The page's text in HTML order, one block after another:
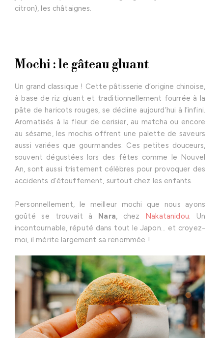
citron), les châtaignes.
Mochi : le gâteau gluant
Un grand classique ! Cette pâtisserie d’origine chinoise,
à base de riz gluant et traditionnellement fourrée à la
pâte de haricots rouges, se décline aujourd’hui à l’infini.
Aromatisés à la fleur de cerisier, au matcha ou encore
au sésame, les mochis offrent une palette de saveurs
aussi variées que gourmandes. Ces petites douceurs,
souvent dégustées lors des fêtes comme le Nouvel
An, sont aussi tristement célèbres pour provoquer des
accidents d’étouffement, surtout chez les enfants.
Personnellement, le meilleur mochi que nous ayons
goûté se trouvait à Nara, chez Nakatanidou. Un
incontournable, réputé dans tout le Japon… et croyez-
moi, il mérite largement sa renommée !